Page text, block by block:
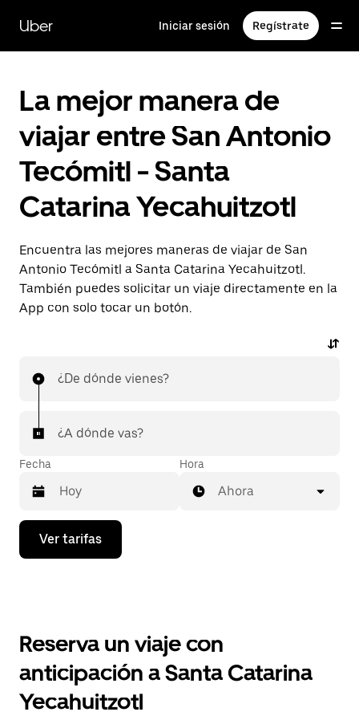
contenido
principal
Uber Iniciar sesión Regístrate
La mejor manera de
viajar entre San Antonio
Tecómitl - Santa
Catarina Yecahuitzotl
Encuentra las mejores maneras de viajar de San
Antonio Tecómitl a Santa Catarina Yecahuitzotl.
También puedes solicitar un viaje directamente en la
App con solo tocar un botón.
¿De dónde vienes?
¿A dónde vas?
Fecha
Presiona
flecha
el
y
selecciona
una
Hora
Ahora
Ver tarifas
Reserva un viaje con
anticipación a Santa Catarina
Yecahuitzotl